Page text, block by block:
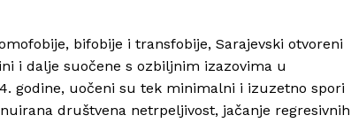
bifobije i transfobije, Sarajevski otvoreni
i dalje suočene s ozbiljnim izazovima u
godine, uočeni su tek minimalni i izuzetno spori
društvena netrpeljivost, jačanje regresivnih